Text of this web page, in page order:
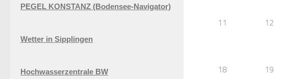
11 12
18 19
PEGEL KONSTANZ (Bodensee-Navigator)
Wetter in Sipplingen
Hochwasserzentrale BW